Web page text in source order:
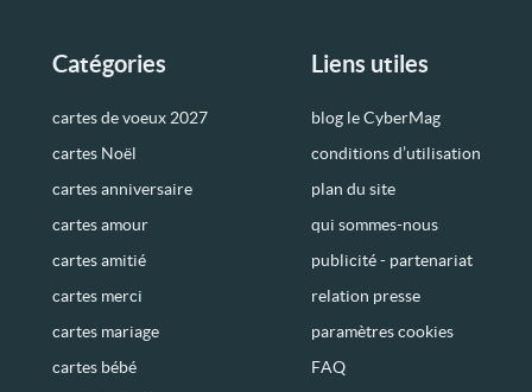
Catégories
cartes de voeux 2027
cartes Noël
cartes anniversaire
cartes amour
cartes amitié
cartes merci
cartes mariage
cartes bébé
Liens utiles
blog le CyberMag
conditions d’utilisation
plan du site
qui sommes-nous
publicité - partenariat
relation presse
paramètres cookies
FAQ